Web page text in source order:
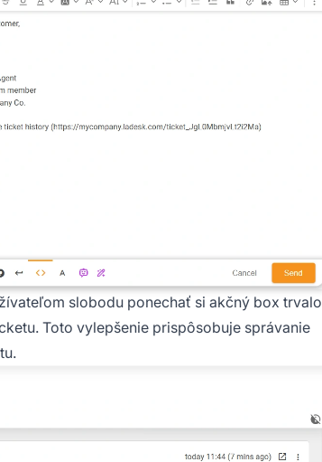
slobodu ponechať si akčný box trvalo
Toto vylepšenie prispôsobuje správanie